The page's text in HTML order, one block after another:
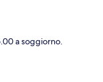
a soggiorno.